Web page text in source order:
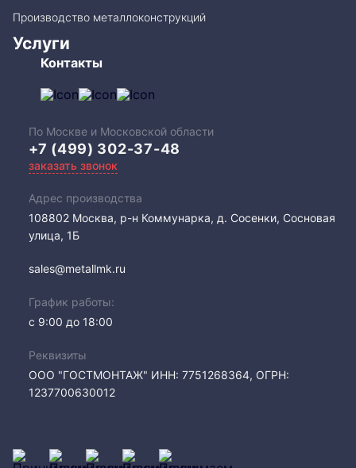
Производство металлоконструкций
Услуги
Контакты
По Москве и Московской области
+7 (499) 302-37-48
заказать звонок
Адрес производства
108802​ Москва, р-н Коммунарка, д. Сосенки, Сосновая
улица, 1Б
sales@metallmk.ru
График работы:
с 9:00 до 18:00
Реквизиты
ООО "ГОСТМОНТАЖ" ИНН: 7751268364, ОГРН:
1237700630012